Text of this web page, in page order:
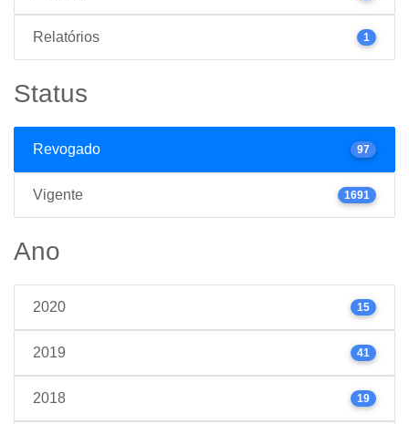
Relatórios 1
Status
Revogado 97
Vigente 1691
Ano
2020 15
2019 41
2018 19